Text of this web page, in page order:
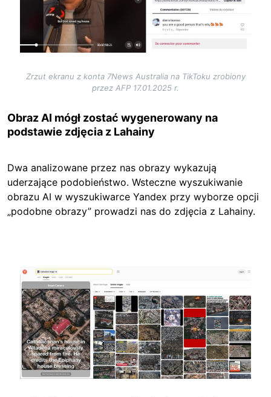
Zrzut ekranu z konta 7News Australia na TikToku zrobiony
przez AFP 17.01.2025 r.
Obraz AI mógł zostać wygenerowany na
podstawie zdjęcia z Lahainy
Dwa analizowane przez nas obrazy wykazują
uderzające podobieństwo. Wsteczne wyszukiwanie
obrazu AI w wyszukiwarce Yandex przy wyborze opcji
„podobne obrazy” prowadzi nas do zdjęcia z Lahainy.
Image